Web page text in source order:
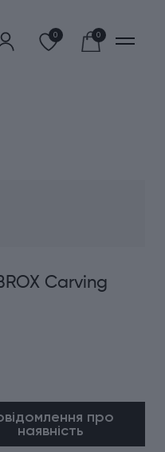
0 0
Carving
про
наявність